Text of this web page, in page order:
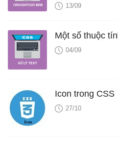
13/09
Một số thuộc
04/09
Icon trong CSS
27/10